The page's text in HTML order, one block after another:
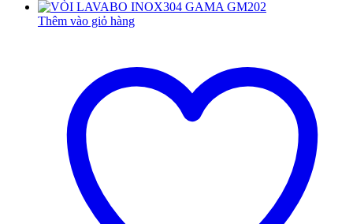
Thêm vào giỏ hàng